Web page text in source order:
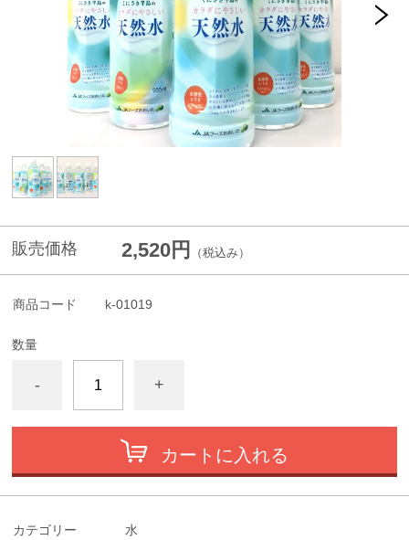
販売価格 2,520円 （税込み）
商品コード k-01019
数量
- +
カートに入れる
カテゴリー 水